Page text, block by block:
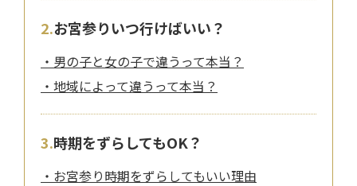
お宮参りいつ行けばいい？
男の子と女の子で違うって本当？
地域によって違うって本当？
時期をずらしてもOK？
お宮参り時期をずらしてもいい理由